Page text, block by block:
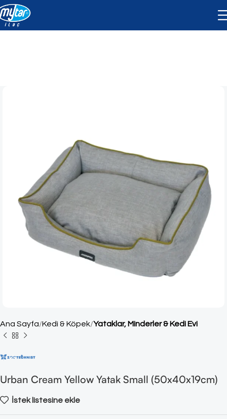
Ana Sayfa Kedi & Köpek Yataklar, Minderler & Kedi Evi
Urban Cream Yellow Yatak Small (50x40x19cm)
İstek listesine ekle